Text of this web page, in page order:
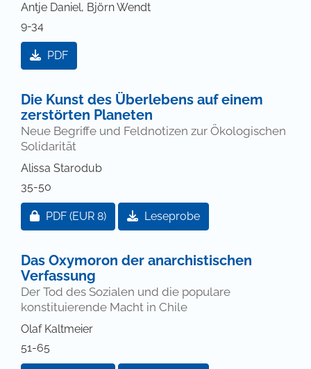
Antje Daniel, Björn Wendt
9-34
PDF
Die Kunst des Überlebens auf einem
zerstörten Planeten
Neue Begriffe und Feldnotizen zur Ökologischen
Solidarität
Alissa Starodub
35-50
Zugang für Abonnent/innen oder durch Zahlung
PDF (EUR 8) Leseprobe
Das Oxymoron der anarchistischen
Verfassung
Der Tod des Sozialen und die populare
konstituierende Macht in Chile
Olaf Kaltmeier
51-65